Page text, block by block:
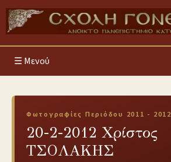
Μενού
Φωτογραφίες Περιόδου 2011 - 2012
20-2-2012 Xρίστος
ΤΣΟΛΑΚΗΣ